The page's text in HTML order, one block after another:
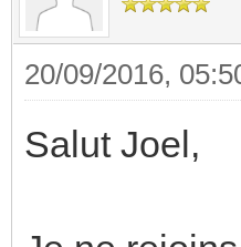
20/09/2016,
Salut Joel,